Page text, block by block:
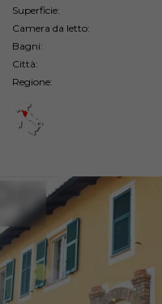
Superficie:
Camera da letto:
Bagni:
Città:
Regione: